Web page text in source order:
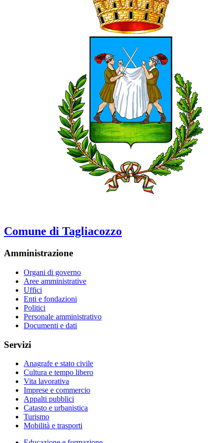
Comune di Tagliacozzo
Amministrazione
Organi di governo
Aree amministrative
Uffici
Enti e fondazioni
Politici
Personale amministrativo
Documenti e dati
Servizi
Anagrafe e stato civile
Cultura e tempo libero
Vita lavorativa
Imprese e commercio
Appalti pubblici
Catasto e urbanistica
Turismo
Mobilità e trasporti